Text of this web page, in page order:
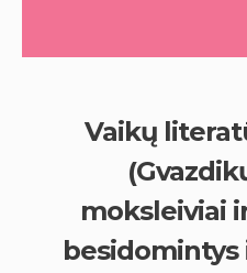
Vaikų
moksleiviai
besidomintys